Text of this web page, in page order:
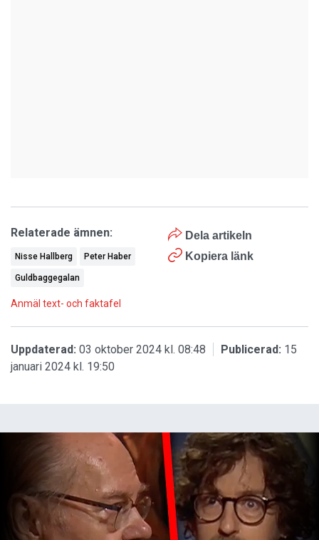
Dela artikeln
Kopiera länk
Relaterade ämnen:
Nisse Hallberg Peter Haber
Guldbaggegalan
Anmäl text- och faktafel
Uppdaterad: 03 oktober 2024 kl. 08:48 Publicerad: 15
januari 2024 kl. 19:50